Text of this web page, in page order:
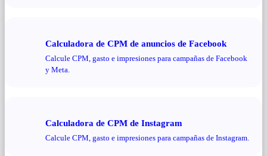
Calculadora de CPM de anuncios de Facebook
Calcule CPM, gasto e impresiones para campañas de Facebook
y Meta.
Calculadora de CPM de Instagram
Calcule CPM, gasto e impresiones para campañas de Instagram.